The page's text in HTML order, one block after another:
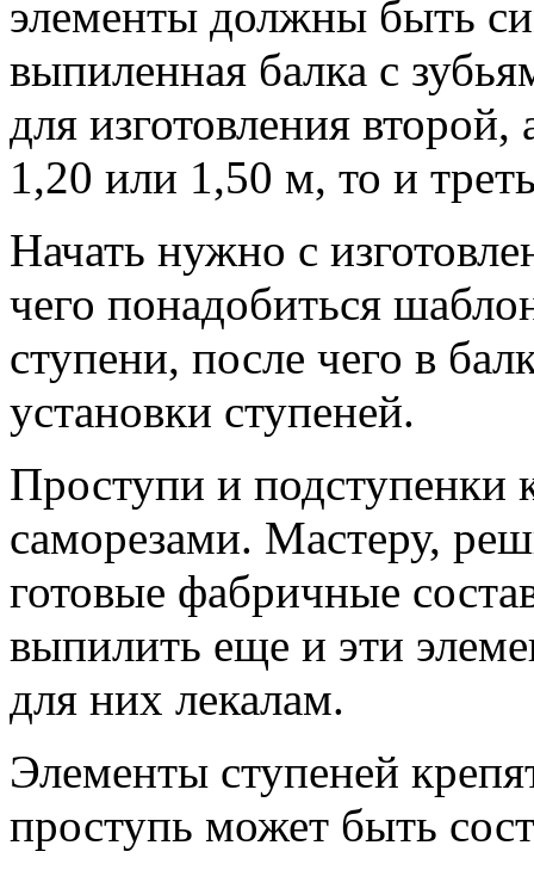
элементы должны быть
выпиленная балка с
для изготовления
1,20 или 1,50 м, то и
Начать нужно с
чего понадобиться
ступени, после чего в
установки ступеней.
Проступи и подступенки
саморезами. Мастеру,
готовые фабричные
выпилить еще и эти
для них лекалам.
Элементы ступеней
проступь может быть